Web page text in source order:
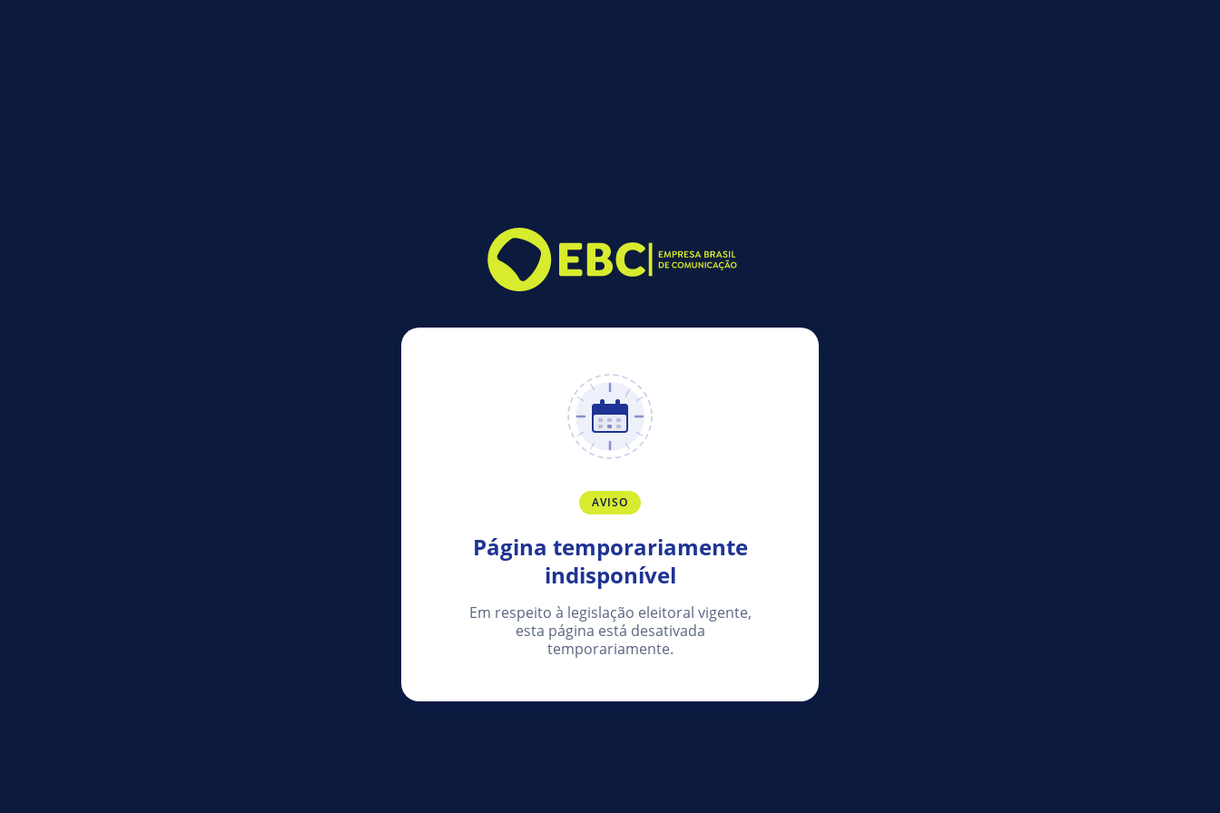
AVISO
Página temporariamente
indisponível
Em respeito à legislação eleitoral vigente,
esta página está desativada
temporariamente.